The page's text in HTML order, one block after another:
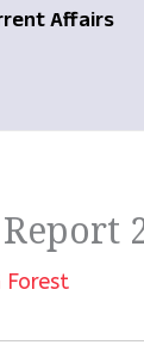
Affairs
Forest